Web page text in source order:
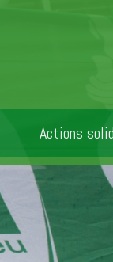
Actions